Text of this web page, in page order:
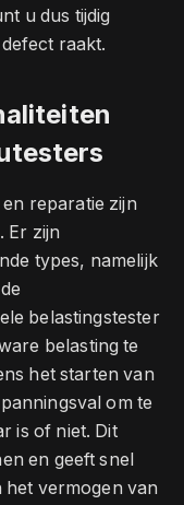
u dus tijdig
raakt.
reparatie zijn
Er zijn
types, namelijk
belastingstester
belasting te
het starten van
om te
is of niet. Dit
en geeft snel
vermogen van